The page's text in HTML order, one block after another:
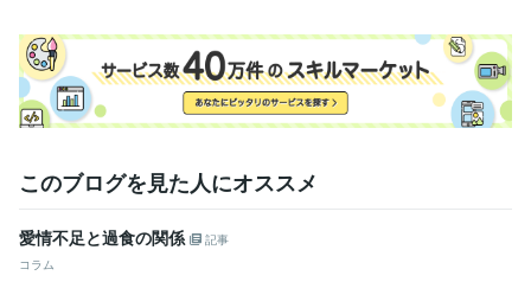
潜在意識と現実の行動について、考えるのが好きです♡
とうとう50才( ﾟДﾟ)
おりかえし地点は過ぎましたが、天命をまっとうしたいなぁ(*^-^*)
経験職種
デザイナー / Webデザイナー
事務・ビジネスサポート / 事務（一般事務）
このブログを見た人にオススメ
愛情不足と過食の関係
記事
コラム